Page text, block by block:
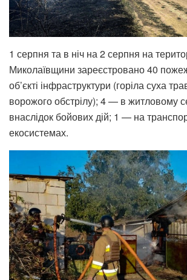
1 серпня та в ніч на 2 серпня на
Миколаївщини зареєстровано 40
об’єкті інфраструктури (горіла суха
ворожого обстрілу); 4 — в житловому
внаслідок бойових дій; 1 — на
екосистемах.